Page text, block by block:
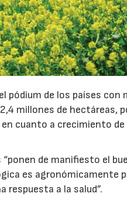
pódium de los países
millones de hectáreas,
cuanto a crecimiento
de manifiesto el
es agronómicamente
respuesta a la salud”.